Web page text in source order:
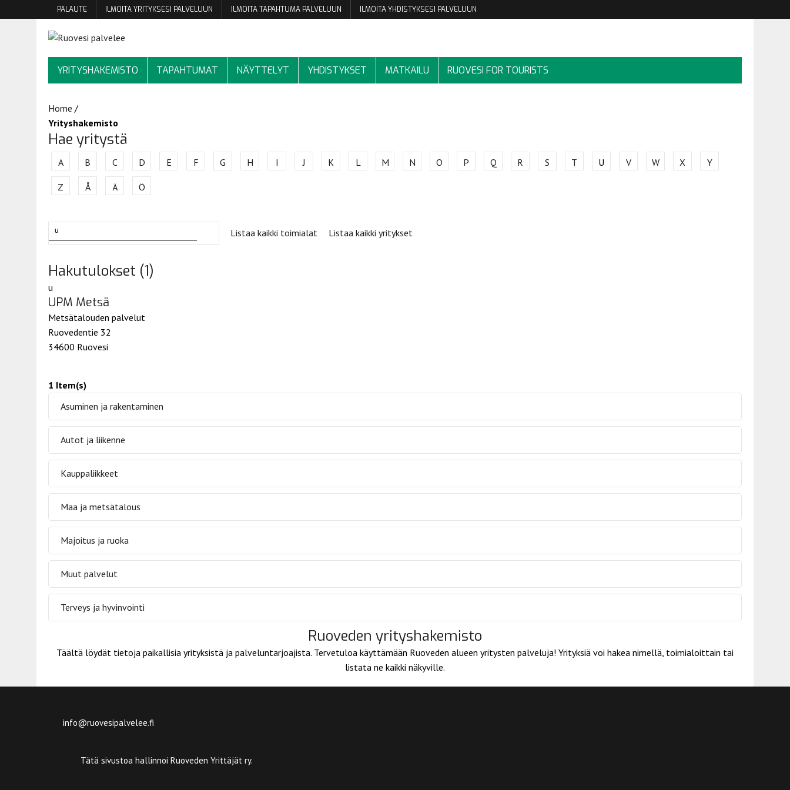
PALAUTE ILMOITA YRITYKSESI PALVELUUN ILMOITA TAPAHTUMA PALVELUUN ILMOITA YHDISTYKSESI PALVELUUN
YRITYSHAKEMISTO TAPAHTUMAT NÄYTTELYT YHDISTYKSET MATKAILU RUOVESI FOR TOURISTS
Home /
Yrityshakemisto
Hae yritystä
A B C D E F G H I J K L M N O P Q R S T U V W X Y
Z Å Ä Ö
Listaa kaikki toimialat Listaa kaikki yritykset
Hakutulokset (1)
u
UPM Metsä
Metsätalouden palvelut
Ruovedentie 32
34600 Ruovesi
1 Item(s)
Asuminen ja rakentaminen
Autot ja liikenne
Kauppaliikkeet
Maa ja metsätalous
Majoitus ja ruoka
Muut palvelut
Terveys ja hyvinvointi
Ruoveden yrityshakemisto
Täältä löydät tietoja paikallisia yrityksistä ja palveluntarjoajista. Tervetuloa käyttämään Ruoveden alueen yritysten palveluja! Yrityksiä voi hakea nimellä, toimialoittain tai
listata ne kaikki näkyville.
info@ruovesipalvelee.fi
Tätä sivustoa hallinnoi Ruoveden Yrittäjät ry.